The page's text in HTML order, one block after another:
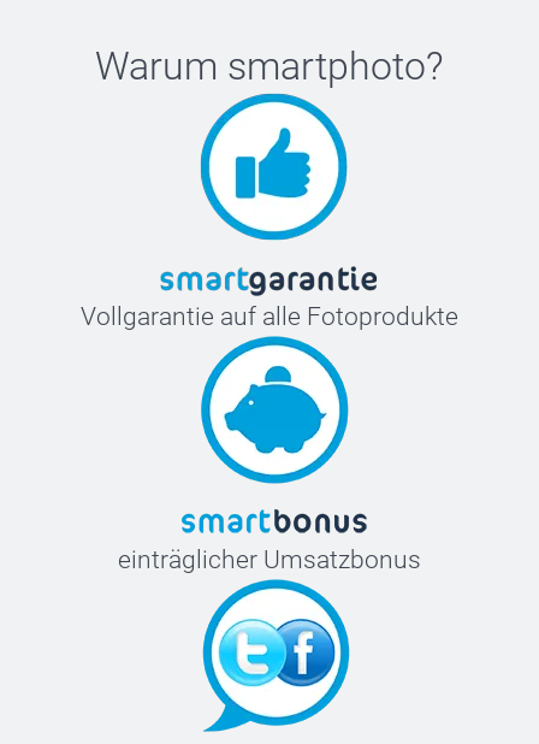
Warum smartphoto?
Vollgarantie auf alle Fotoprodukte
einträglicher Umsatzbonus